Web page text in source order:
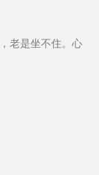
老是坐不住。心